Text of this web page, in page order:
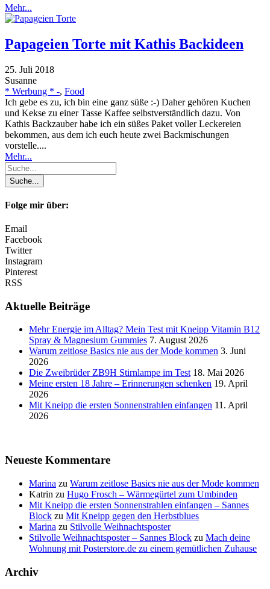
Mehr...
Papageien Torte mit Kathis Backideen
25. Juli 2018
Susanne
* Werbung * -, Food
Ich gebe es zu, ich bin eine ganz süße :-) Daher gehören Kuchen
und Kekse zu einer Tasse Kaffee selbstverständlich dazu. Von
Kathis Backzauber habe ich ein süßes Paket voller Leckereien
bekommen, aus dem ich euch heute zwei Backmischungen
vorstelle....
Mehr...
Folge mir über:
Email
Facebook
Twitter
Instagram
Pinterest
RSS
Aktuelle Beiträge
Mehr Energie im Alltag? Mein Test mit Kneipp Vitamin B12
Spray & Magnesium Gummies 7. August 2026
Warum zeitlose Basics nie aus der Mode kommen 3. Juni
2026
Die Zweibrüder ZB9H Stirnlampe im Test 18. Mai 2026
Meine ersten 18 Jahre – Erinnerungen schenken 19. April
2026
Mit Kneipp die ersten Sonnenstrahlen einfangen 11. April
2026
Neueste Kommentare
Marina zu Warum zeitlose Basics nie aus der Mode kommen
Katrin zu Hugo Frosch – Wärmegürtel zum Umbinden
Mit Kneipp die ersten Sonnenstrahlen einfangen – Sannes
Block zu Mit Kneipp gegen den Herbstblues
Marina zu Stilvolle Weihnachtsposter
Stilvolle Weihnachtsposter – Sannes Block zu Mach deine
Wohnung mit Posterstore.de zu einem gemütlichen Zuhause
Archiv